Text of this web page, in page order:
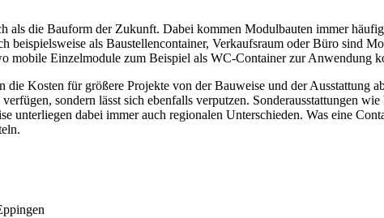
als die Bauform der Zukunft. Dabei kommen Modulbauten immer
beispielsweise als Baustellencontainer, Verkaufsraum oder Büro sind
mobile Einzelmodule zum Beispiel als WC-Container zur Anwendung
Kosten für größere Projekte von der Bauweise und der Ausstattung
sondern lässt sich ebenfalls verputzen. Sonderausstattungen
unterliegen dabei immer auch regionalen Unterschieden. Was eine